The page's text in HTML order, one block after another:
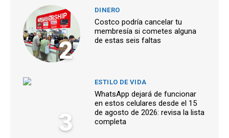
2
DINERO
Costco podría cancelar tu
membresía si cometes alguna
de estas seis faltas
3
ESTILO DE VIDA
WhatsApp dejará de funcionar
en estos celulares desde el 15
de agosto de 2026: revisa la lista
completa